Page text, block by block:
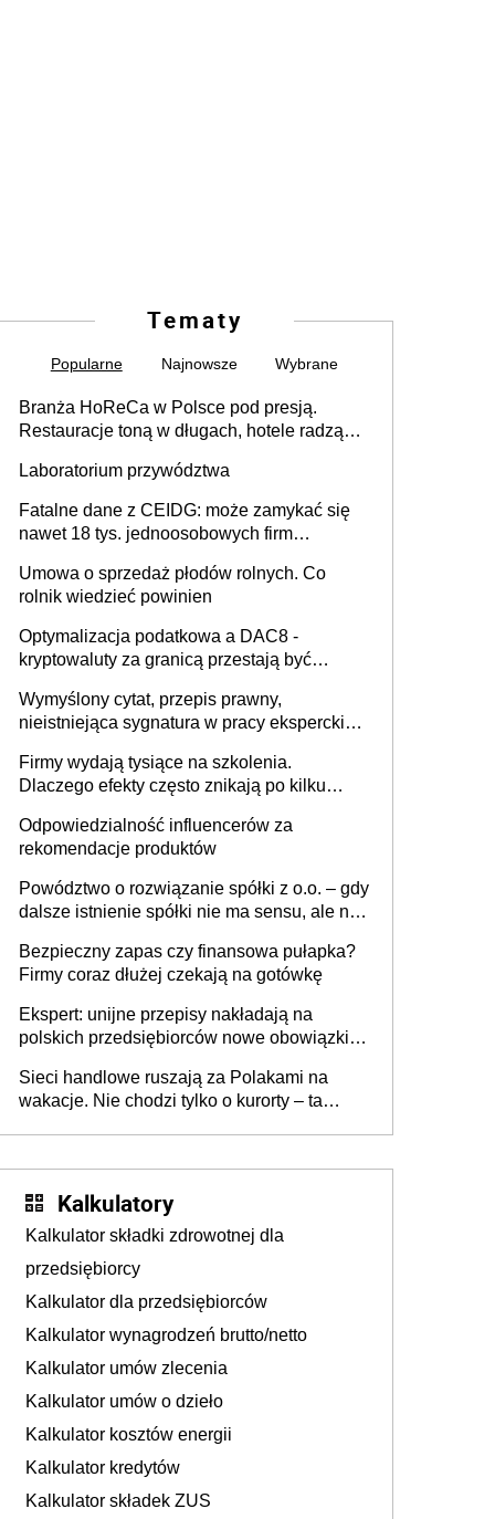
Tematy
Popularne Najnowsze Wybrane
Branża HoReCa w Polsce pod presją.
Restauracje toną w długach, hotele radzą
Laboratorium przywództwa
Fatalne dane z CEIDG: może zamykać się
nawet 18 tys. jednoosobowych firm
Umowa o sprzedaż płodów rolnych. Co
rolnik wiedzieć powinien
Optymalizacja podatkowa a DAC8 -
kryptowaluty za granicą przestają być
Wymyślony cytat, przepis prawny,
nieistniejąca sygnatura w pracy eksperckiej -
firmie
Firmy wydają tysiące na szkolenia.
Dlaczego efekty często znikają po kilku
Odpowiedzialność influencerów za
rekomendacje produktów
Powództwo o rozwiązanie spółki z o.o. – gdy
dalsze istnienie spółki nie ma sensu, ale nie
Bezpieczny zapas czy finansowa pułapka?
Firmy coraz dłużej czekają na gotówkę
Ekspert: unijne przepisy nakładają na
polskich przedsiębiorców nowe obowiązki w
Sieci handlowe ruszają za Polakami na
wakacje. Nie chodzi tylko o kurorty – ta
Kalkulatory
Kalkulator składki zdrowotnej dla
przedsiębiorcy
Kalkulator dla przedsiębiorców
Kalkulator wynagrodzeń brutto/netto
Kalkulator umów zlecenia
Kalkulator umów o dzieło
Kalkulator kosztów energii
Kalkulator kredytów
Kalkulator składek ZUS